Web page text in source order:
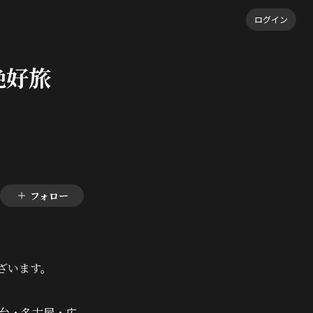
ログイン
旅
フォロー
ます。